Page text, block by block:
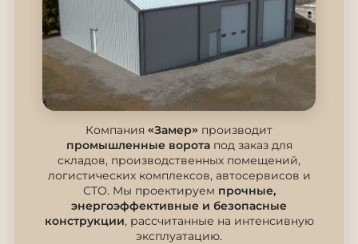
Компания «Замер» производит
промышленные воротапод заказ для
складов, производственных помещений,
логистических комплексов, автосервисов и
СТО. Мы проектируем прочные,
энергоэффективные и безопасные
конструкции, рассчитанные на интенсивную
эксплуатацию.